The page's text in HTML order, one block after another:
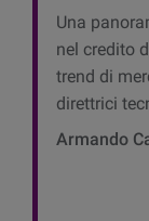
Una
nel credito
trend di
direttrici
Armando